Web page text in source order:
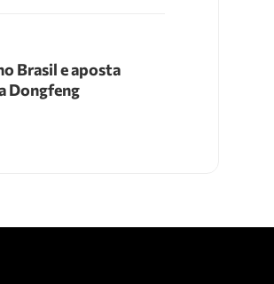
Brasil e aposta
Dongfeng